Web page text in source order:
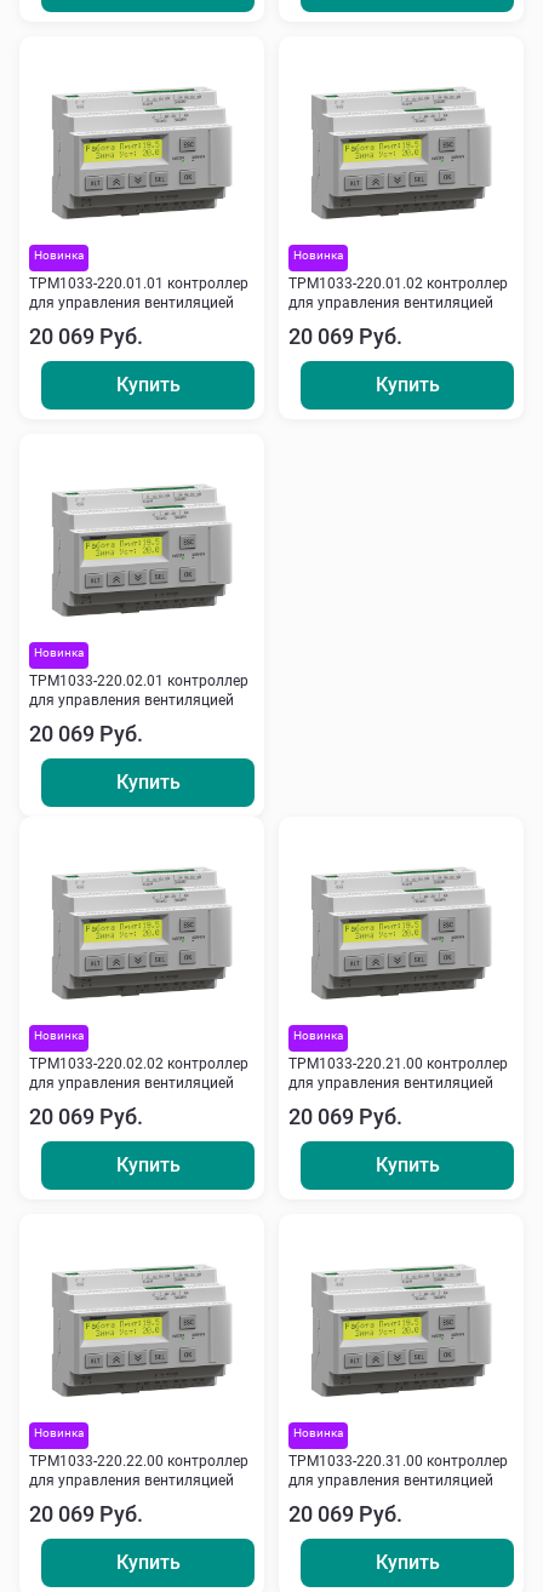
Новинка
ТРМ1033-220.01.01 контроллер
для управления вентиляцией
20 069 Руб.
Купить
Новинка
ТРМ1033-220.01.02 контроллер
для управления вентиляцией
20 069 Руб.
Купить
Новинка
ТРМ1033-220.02.01 контроллер
для управления вентиляцией
20 069 Руб.
Купить
Новинка
ТРМ1033-220.02.02 контроллер
для управления вентиляцией
20 069 Руб.
Купить
Новинка
ТРМ1033-220.21.00 контроллер
для управления вентиляцией
20 069 Руб.
Купить
Новинка
ТРМ1033-220.22.00 контроллер
для управления вентиляцией
20 069 Руб.
Купить
Новинка
ТРМ1033-220.31.00 контроллер
для управления вентиляцией
20 069 Руб.
Купить